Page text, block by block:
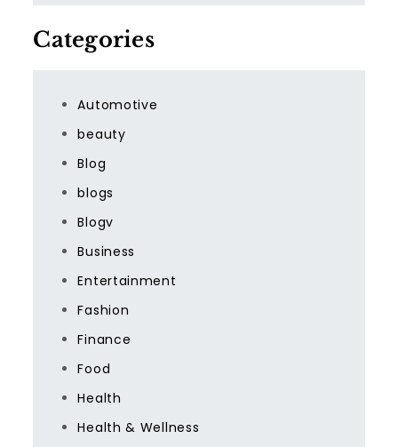
Categories
Automotive
beauty
Blog
blogs
Blogv
Business
Entertainment
Fashion
Finance
Food
Health
Health & Wellness